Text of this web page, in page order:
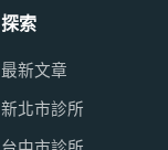
探索
最新文章
新北市診所